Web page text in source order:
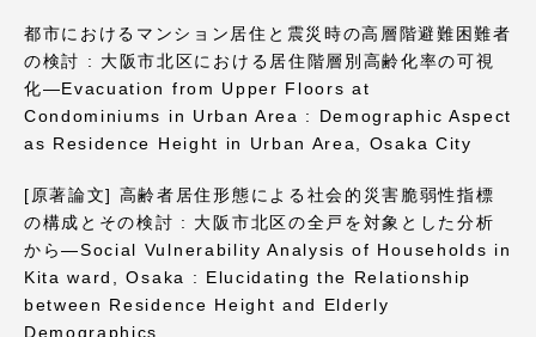
都市におけるマンション居住と震災時の高層階避難困難者
の検討 : 大阪市北区における居住階層別高齢化率の可視
化—Evacuation from Upper Floors at
Condominiums in Urban Area : Demographic Aspect
as Residence Height in Urban Area, Osaka City
[原著論文] 高齢者居住形態による社会的災害脆弱性指標
の構成とその検討 : 大阪市北区の全戸を対象とした分析
から—Social Vulnerability Analysis of Households in
Kita ward, Osaka : Elucidating the Relationship
between Residence Height and Elderly
Demographics